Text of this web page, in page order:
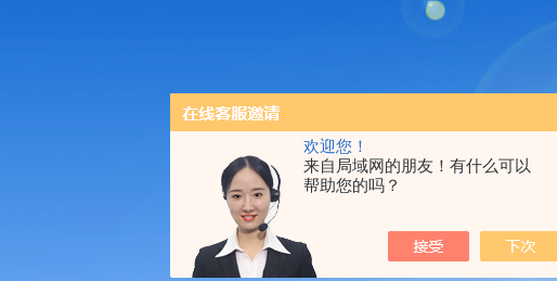
欢迎您！
来自局域网的朋友！有什么可以
帮助您的吗？